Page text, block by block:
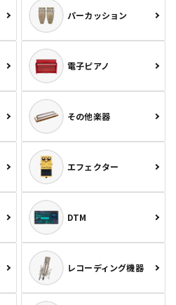
パーカッション
電子ピアノ
その他楽器
エフェクター
DTM
レコーディング機器